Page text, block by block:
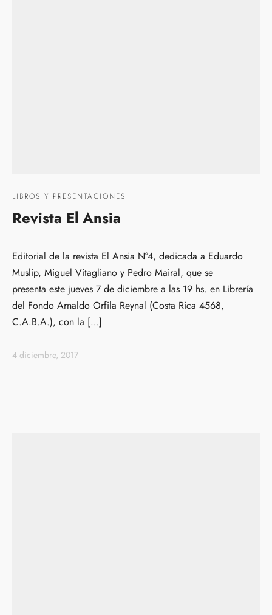
LIBROS Y PRESENTACIONES
Revista El Ansia
Editorial de la revista El Ansia N°4, dedicada a Eduardo
Muslip, Miguel Vitagliano y Pedro Mairal, que se
presenta este jueves 7 de diciembre a las 19 hs. en Librería
del Fondo Arnaldo Orfila Reynal (Costa Rica 4568,
C.A.B.A.), con la […]
4 diciembre, 2017